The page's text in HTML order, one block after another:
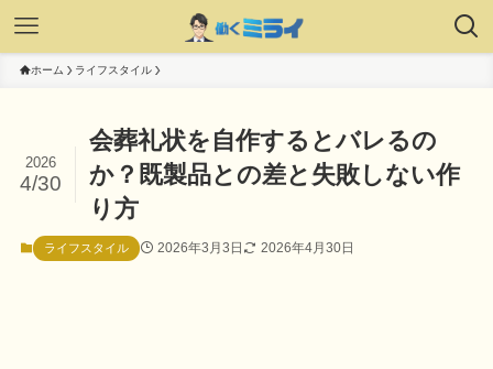
ホーム ライフスタイル
会葬礼状を自作するとバレるの
か？既製品との差と失敗しない作
り方
2026
4/30
ライフスタイル 2026年3月3日 2026年4月30日